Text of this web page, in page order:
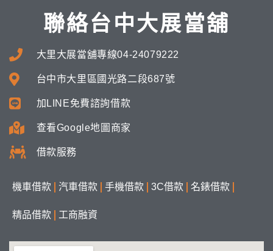
聯絡台中大展當舖
大里大展當舖專線04-24079222
台中市大里區國光路二段687號
加LINE免費諮詢借款
查看Google地圖商家
借款服務
機車借款 汽車借款 手機借款 3C借款 名錶借款
精品借款 工商融資